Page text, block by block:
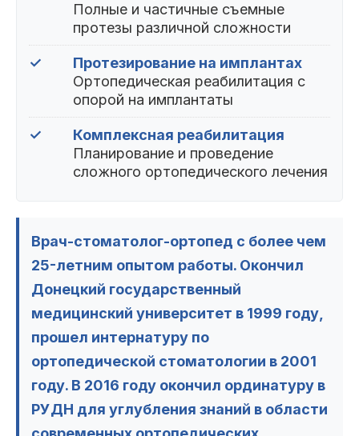
Полные и частичные съемные
протезы различной сложности
✓
Протезирование на имплантах
Ортопедическая реабилитация с
опорой на имплантаты
✓
Комплексная реабилитация
Планирование и проведение
сложного ортопедического лечения
Врач-стоматолог-ортопед с более чем
25-летним опытом работы. Окончил
Донецкий государственный
медицинский университет в 1999 году,
прошел интернатуру по
ортопедической стоматологии в 2001
году. В 2016 году окончил ординатуру в
РУДН для углубления знаний в области